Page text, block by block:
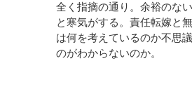
全く指摘の通り。余裕のな
と寒気がする。責任転嫁と
は何を考えているのか不思
のがわからないのか。